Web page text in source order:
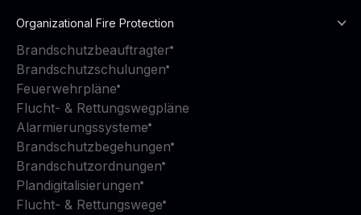
Organizational Fire Protection
Brandschutzbeauftragter
Brandschutzschulungen
Feuerwehrpläne
Flucht- & Rettungswegpläne
Alarmierungssysteme
Brandschutzbegehungen
Brandschutzordnungen
Plandigitalisierungen
Flucht- & Rettungswege